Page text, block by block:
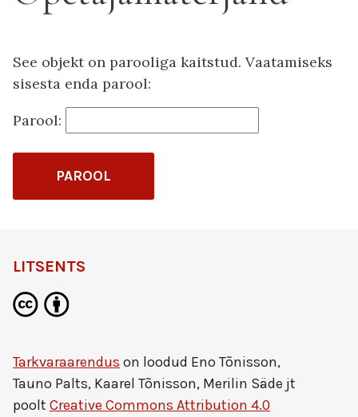
See objekt on parooliga kaitstud. Vaatamiseks
sisesta enda parool:
Parool:
LITSENTS
Tarkvaraarendus on loodud Eno Tõnisson,
Tauno Palts, Kaarel Tõnisson, Merilin Säde jt
poolt Creative Commons Attribution 4.0